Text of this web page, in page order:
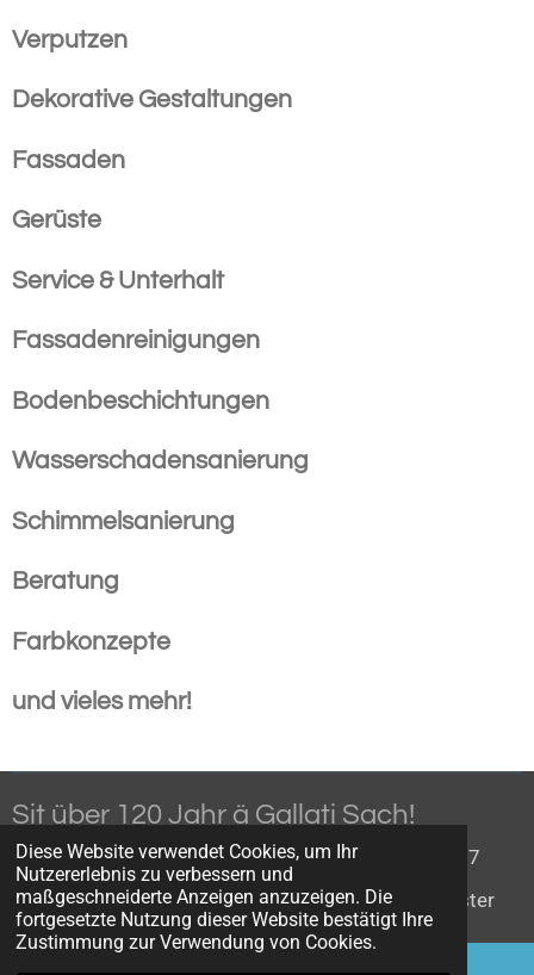
Diese Website verwendet Cookies, um Ihr
Nutzererlebnis zu verbessern und
maßgeschneiderte Anzeigen anzuzeigen. Die
fortgesetzte Nutzung dieser Website bestätigt Ihre
Zustimmung zur Verwendung von Cookies.
Verputzen
Dekorative Gestaltungen
Fassaden
Gerüste
Service & Unterhalt
Fassadenreinigungen
Bodenbeschichtungen
Wasserschadensanierung
Schimmelsanierung
Beratung
Farbkonzepte
und vieles mehr!
Sit über 120 Jahr ä Gallati Sach!
© 2024 Malermeister O. Gallati GmbH, 0449411137
info@malerprofi.ch, Sonnenbergstrasse 4, 8610 Uster